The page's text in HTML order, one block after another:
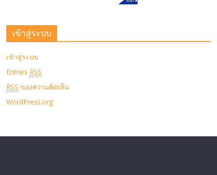
เข้าสู่ระบบ
เข้าสู่ระบบ
Entries RSS
RSS ของความคิดเห็น
WordPress.org